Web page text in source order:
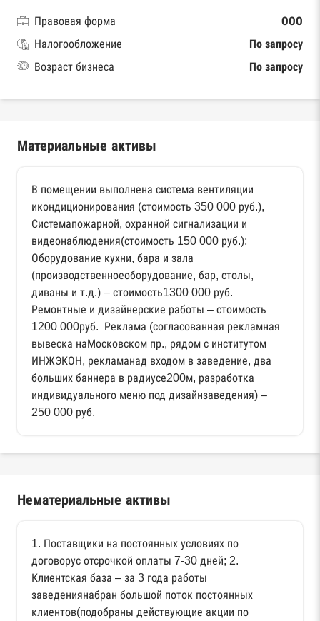
Правовая форма
ООО
Налогообложение
По запросу
Возраст бизнеса
По запросу
Материальные активы
В помещении выполнена система вентиляции
икондиционирования (стоимость 350 000 руб.),
Системапожарной, охранной сигнализации и
видеонаблюдения(стоимость 150 000 руб.);
Оборудование кухни, бара и зала
(производственноеоборудование, бар, столы,
диваны и т.д.) – стоимость1300 000 руб.
Ремонтные и дизайнерские работы – стоимость
1200 000руб. Реклама (согласованная рекламная
вывеска наМосковском пр., рядом с институтом
ИНЖЭКОН, рекламанад входом в заведение, два
больших баннера в радиусе200м, разработка
индивидуального меню под дизайнзаведения) –
250 000 руб.
Нематериальные активы
1. Поставщики на постоянных условиях по
договорус отсрочкой оплаты 7-30 дней; 2.
Клиентская база – за 3 года работы
заведениянабран большой поток постоянных
клиентов(подобраны действующие акции по